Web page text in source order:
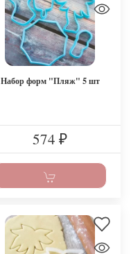
Набор форм "Пляж" 5 шт
574 ₽